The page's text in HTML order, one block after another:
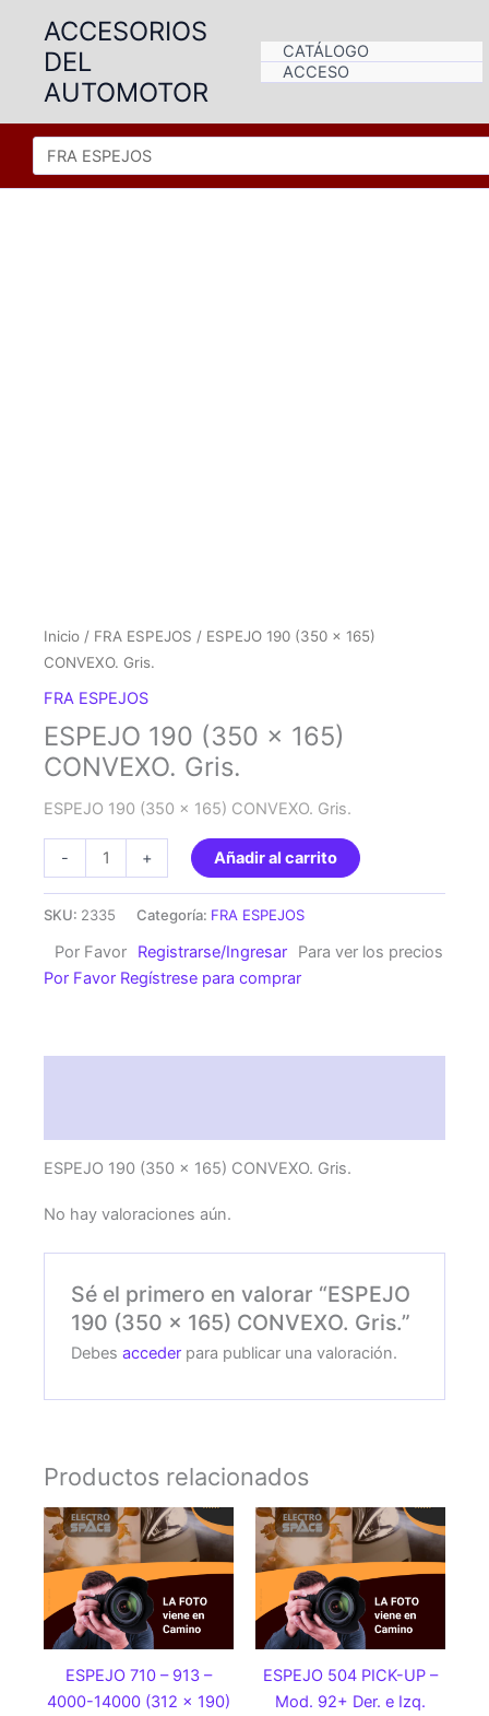
contenido
ACCESORIOS
DEL
AUTOMOTOR
CATÁLOGO
ACCESO
Inicio / FRA ESPEJOS / ESPEJO 190 (350 x 165)
CONVEXO. Gris.
FRA ESPEJOS
ESPEJO 190 (350 x 165)
CONVEXO. Gris.
ESPEJO 190 (350 x 165) CONVEXO. Gris.
-
190
165)
CONVEXO.
+ Añadir al carrito
SKU: 2335 Categoría: FRA ESPEJOS
Por Favor Registrarse/Ingresar
Para ver los precios
Por Favor Regístrese para comprar
ESPEJO 190 (350 x 165) CONVEXO. Gris.
No hay valoraciones aún.
Sé el primero en valorar “ESPEJO
190 (350 x 165) CONVEXO. Gris.”
Debesacceder para publicar una valoración.
Productos relacionados
ESPEJO 710 – 913 –
4000-14000 (312 x 190)
ESPEJO 504 PICK-UP –
Mod. 92+ Der. e Izq.